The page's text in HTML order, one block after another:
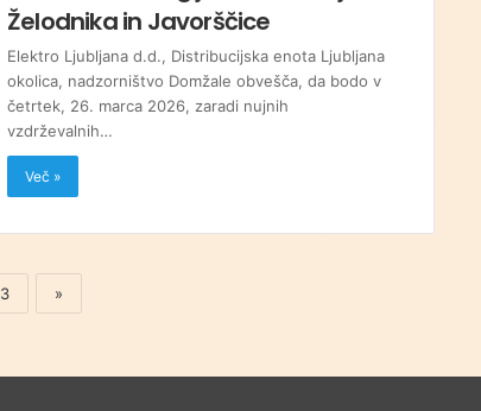
Želodnika in Javorščice
Elektro Ljubljana d.d., Distribucijska enota Ljubljana
okolica, nadzorništvo Domžale obvešča, da bodo v
četrtek, 26. marca 2026, zaradi nujnih
vzdrževalnih…
Več »
3 »